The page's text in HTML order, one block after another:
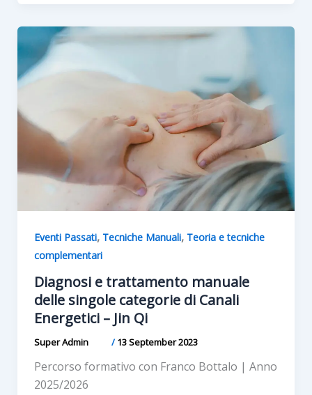
Eventi Passati, Tecniche Manuali, Teoria e tecniche
complementari
Diagnosi e trattamento manuale
delle singole categorie di Canali
Energetici – Jin Qi
Super Admin /13 September 2023
Percorso formativo con Franco Bottalo | Anno
2025/2026